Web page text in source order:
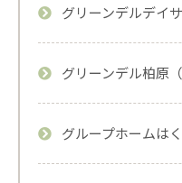
グリーンデルデイ
グリーンデル柏原（
グループホームは